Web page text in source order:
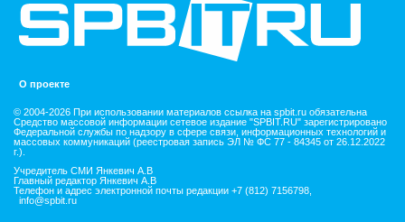
О проекте
© 2004-2026 При использовании материалов ссылка на spbit.ru обязательна
Средство массовой информации сетевое издание "SPBIT.RU" зарегистрировано
Федеральной службы по надзору в сфере связи, информационных технологий и
массовых коммуникаций (реестровая запись ЭЛ № ФС 77 - 84345 от 26.12.2022
г.).
Учредитель СМИ Янкевич А.В
Главный редактор Янкевич А.В
Телефон и адрес электронной почты редакции +7 (812) 7156798,
info@spbit.ru